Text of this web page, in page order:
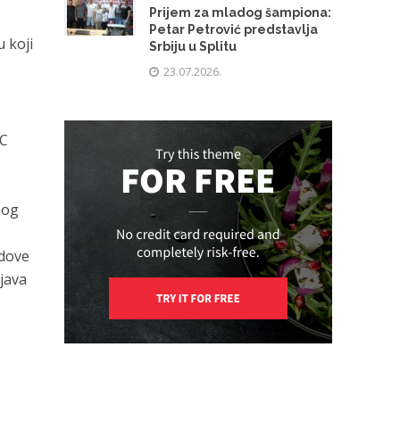
koji
Prijem za mladog šampiona:
Petar Petrović predstavlja
Srbiju u Splitu
23.07.2026.